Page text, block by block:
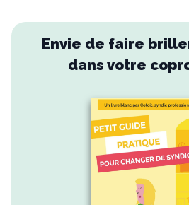
Envie de faire
dans votre